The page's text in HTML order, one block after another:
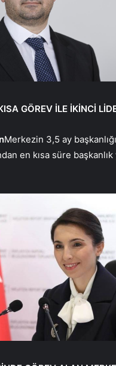
GÖREV İLE İKİNCİ
Merkezin 3,5 ay
en kısa süre